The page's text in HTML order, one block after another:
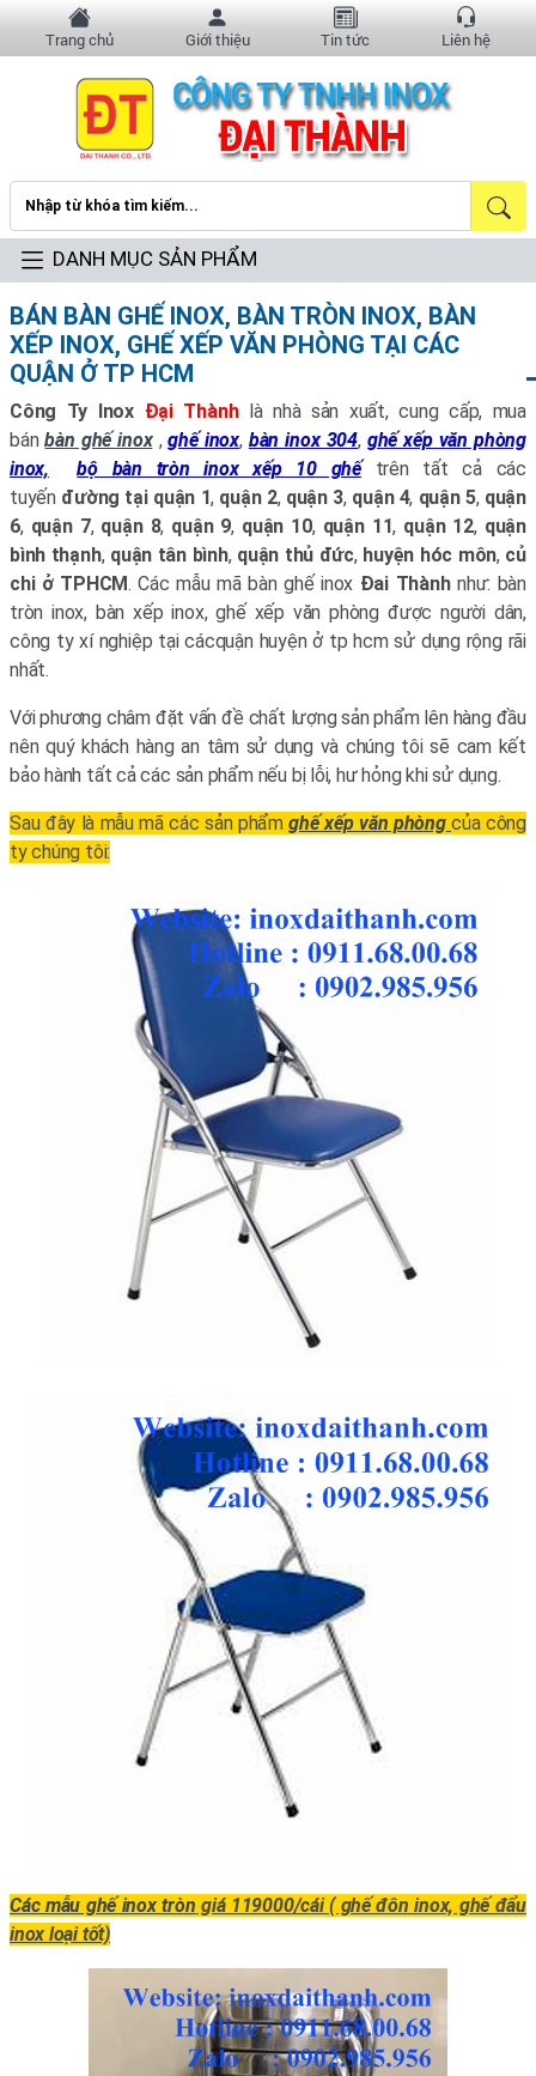
Trang chủ Giới thiệu Tin tức Liên hệ
DANH MỤC SẢN PHẨM
BÁN BÀN GHẾ INOX, BÀN TRÒN INOX, BÀN
XẾP INOX, GHẾ XẾP VĂN PHÒNG TẠI CÁC
QUẬN Ở TP HCM
Công Ty Inox Đại Thànhlà nhà sản xuất, cung cấp, mua
bánbàn ghế inox,ghế inox, bàn inox 304, ghế xếp văn phòng
inox,
bộ bàn tròn inox xếp 10 ghếtrên tất cả các
tuyến đường tại quận 1, quận 2, quận 3, quận 4, quận 5, quận
6, quận 7, quận 8, quận 9, quận 10, quận 11, quận 12, quận
bình thạnh, quận tân bình, quận thủ đức, huyện hóc môn, củ
chi ở TPHCM. Các mẫu mã bàn ghế inox Đai Thànhnhư: bàn
tròn inox, bàn xếp inox, ghế xếp văn phòng được người dân,
công ty xí nghiệp tại cácquận huyện ở tp hcm sử dụng rộng rãi
nhất.
Với phương châm đặt vấn đề chất lượng sản phẩm lên hàng đầu
nên quý khách hàng an tâm sử dụng và chúng tôi sẽ cam kết
bảo hành tất cả các sản phẩm nếu bị lỗi, hư hỏng khi sử dụng.
Sau đây là mẫu mã các sản phẩmghế xếp văn phòng của công
ty chúng tôi:
Các mẫu ghế inox tròn giá 119000/cái ( ghế đôn inox, ghế đẩu
inox loại tốt)